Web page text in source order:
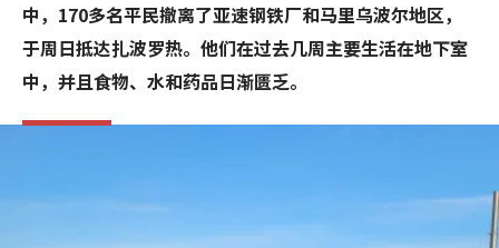
中，170多名平民撤离了亚速钢铁厂和马里乌波尔地区，
于周日抵达扎波罗热。他们在过去几周主要生活在地下室
中，并且食物、水和药品日渐匮乏。